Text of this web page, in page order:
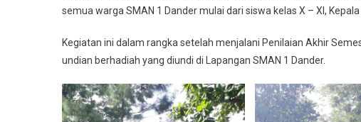
semua warga SMAN 1 Dander mulai dari siswa kelas X – XI,
Kegiatan ini dalam rangka setelah menjalani Penilaian Akhir
undian berhadiah yang diundi di Lapangan SMAN 1 Dander.